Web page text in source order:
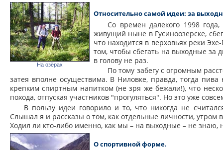
На озёрах
Относительно самой идеи: за
Со времен далекого 1998
живущий ныне в Гусиноозерске,
что находится в верховьях реки
том, чтобы сбегать на выходные за
в голову не раз.
По тому забегу с огромным
затея вполне осуществима. В Ниловке, правда, тогда
крепким спиртным напитком (не зря же бежали!), что
похода, отпуская участников "прогуляться". Но это уже
В пользу идеи говорило и то, что никогда не
Слышал я и рассказы о том, как отдельные личности, утром
Ходил ли кто-либо именно, как мы – на выходные – не знаю,
О спортивной форме.